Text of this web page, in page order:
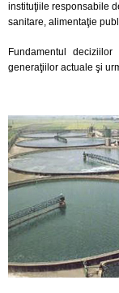
instituţiile responsabile
sanitare, alimentaţie
Fundamentul
generaţiilor actuale şi